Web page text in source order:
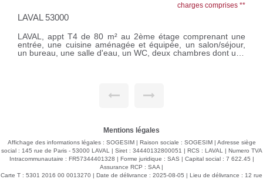
charges comprises **
LAVAL 53000
Laval, appartement T3 de 44.80m² au 1er étage en duplex
comprenant au RDC : séjour/salon avec coin cuisine, une
salle de bains avec WC et à l'étage un palier desservant 2
transmettre votre dossier par mail.
Mentions légales
Affichage des informations légales : SOGESIM | Raison sociale : SOGESIM | Adresse siège
social : 145 rue de Paris - 53000 LAVAL | Siret : 34440132800051 | RCS : LAVAL | Numero TVA
Intracommunautaire : FR57344401328 | Forme juridique : SAS | Capital social : 7 622.45 |
Assurance RCP : SAA |
Carte T : 5301 2016 00 0013270 | Date de délivrance : 2025-08-05 | Lieu de délivrance : 12 rue